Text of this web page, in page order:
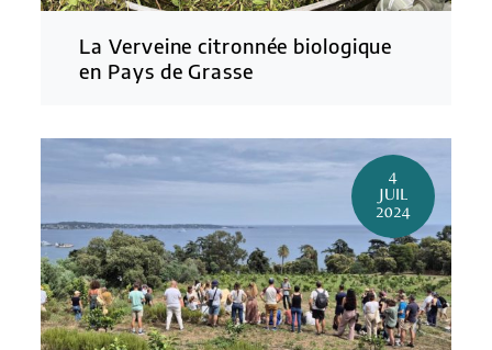
La Verveine citronnée biologique
en Pays de Grasse
4
JUIL
2024